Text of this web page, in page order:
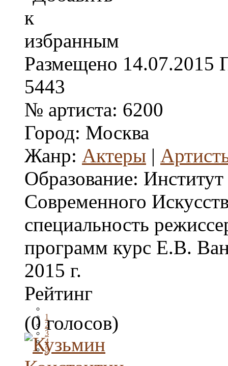
Размещено 14.07.2015
5443
№ артиста: 6200
Город: Москва
Жанр: Актеры |
Образование: Институт
Современного
специальность
программ курс Е.В.
2015 г.
Рейтинг
1
2
3
4
5
(0 голосов)